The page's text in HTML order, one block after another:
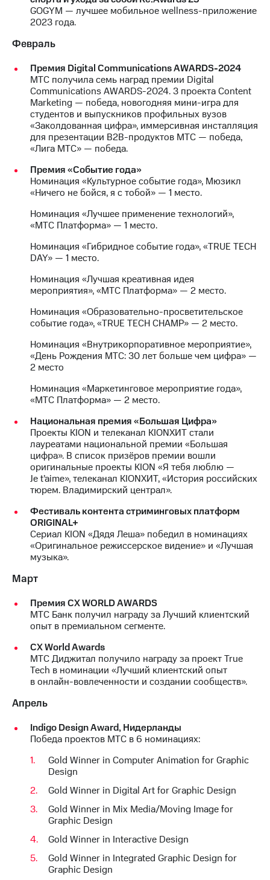
МТС
Интервью
Финансовая
отчетность
Контакты
спикера
и акционерам
управление
секретарь
Раскрытие
информации
Информация
акционерам
Документы
ПАО
"МТС"
Собрания
акционеров
Личный
акционера
Акционерный
Контроль
и
аудит
Рынок
акций
Описание
приобретения
Порядок
выкупа
акций
Дивиденды
Описание
Еврооблигации-2023
Уведомление
о
погашении
именных
облигаций
Другое
Реквизиты
Контакты
развитие
деловая этика
На главную
GOGYM — лучшее мобильное wellness-приложение
2023 года.
Февраль
Премия Digital Communications AWARDS-2024
МТС получила семь наград премии Digital
Communications AWARDS-2024. 3 проекта Content
Marketing — победа, новогодняя мини-игра для
студентов и выпускников профильных вузов
«Заколдованная цифра», иммерсивная инсталляция
для презентации B2B-продуктов МТС — победа,
«Лига МТС» — победа.
Премия «Событие года»
Номинация «Культурное событие года», Мюзикл
«Ничего не бойся, я с тобой» — 1 место.
Номинация «Лучшее применение технологий»,
«МТС Платформа» — 1 место.
Номинация «Гибридное событие года», «TRUE TECH
DAY» — 1 место.
Номинация «Лучшая креативная идея
мероприятия», «МТС Платформа» — 2 место.
Номинация «Образовательно-просветительское
событие года», «TRUE TECH CHAMP» — 2 место.
Номинация «Внутрикорпоративное мероприятие»,
«День Рождения МТС: 30 лет больше чем цифра» —
2 место
Номинация «Маркетинговое мероприятие года»,
«МТС Платформа» — 2 место.
Национальная премия «Большая Цифра»
Проекты KION и телеканал KIONХИТ стали
лауреатами национальной премии «Большая
цифра». В список призёров премии вошли
оригинальные проекты KION «Я тебя люблю —
Je t’aime», телеканал KIONХИТ, «История российских
тюрем. Владимирский централ».
Фестиваль контента стриминговых платформ
ORIGINAL+
Сериал KION «Дядя Леша» победил в номинациях
«Оригинальное режиссерское видение» и «Лучшая
музыка».
Март
Премия CX WORLD AWARDS
МТС Банк получил награду за Лучший клиентский
опыт в премиальном сегменте.
СХ World Awards
МТС Диджитал получило награду за проект True
Tech в номинации «Лучший клиентский опыт
в онлайн-вовлеченности и создании сообществ».
Апрель
Indigo Design Award, Нидерланды
Победа проектов МТС в 6 номинациях:
Gold Winner in Computer Animation for Graphic
Design
Gold Winner in Digital Art for Graphic Design
Gold Winner in Mix Media/Moving Image for
Graphic Design
Gold Winner in Interactive Design
Gold Winner in Integrated Graphic Design for
Graphic Design